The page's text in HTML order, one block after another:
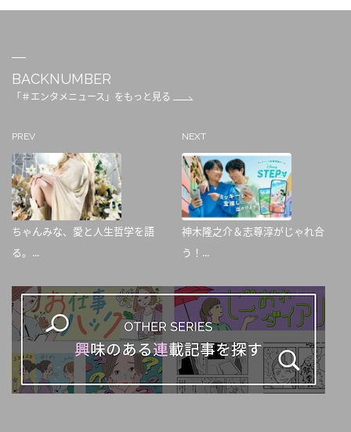
BACKNUMBER
「＃エンタメニュース」をもっと見る
PREV
ちゃんみな、愛と人生哲学を語
る。...
NEXT
神木隆之介＆志尊淳がじゃれ合
う！...